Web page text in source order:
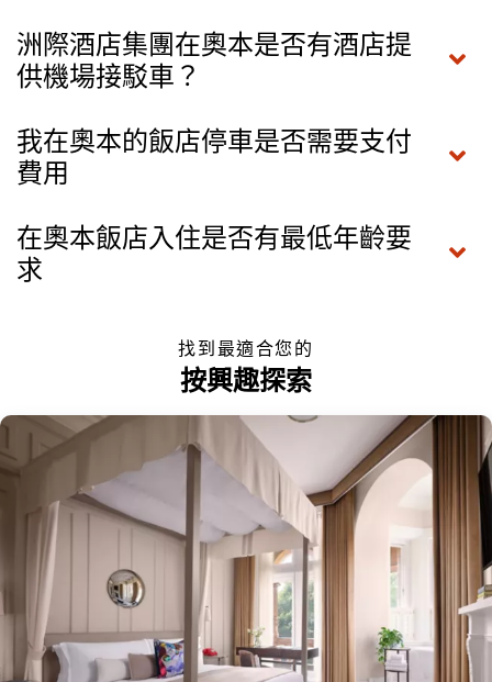
洲際酒店集團在奧本是否有酒店提
供機場接駁車？
我在奧本的飯店停車是否需要支付
費用
在奧本飯店入住是否有最低年齡要
求
找到最適合您的
按興趣探索